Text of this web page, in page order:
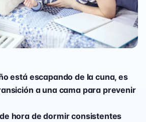
está escapando de la cuna, es
a una cama para prevenir
hora de dormir consistentes